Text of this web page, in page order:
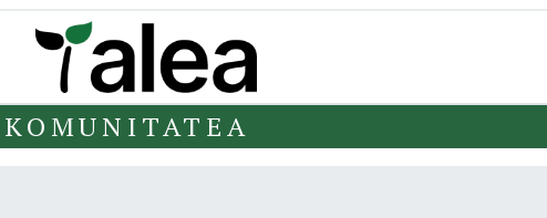
KOMUNITATEA